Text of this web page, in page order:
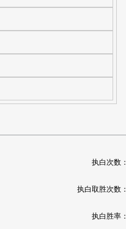
执白次数：
执白取胜次数：
执白胜率：